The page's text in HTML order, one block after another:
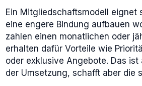
Ein Mitgliedschaftsmodell eignet
eine engere Bindung aufbauen
zahlen einen monatlichen oder
erhalten dafür Vorteile wie
oder exklusive Angebote. Das
der Umsetzung, schafft aber die